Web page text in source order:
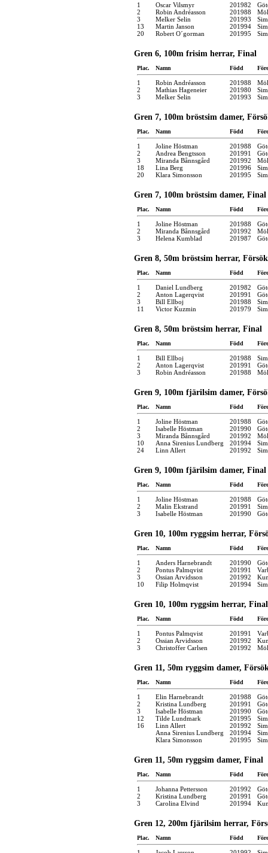
1 Oscar Vilsmyr 201982
2
Robin Andréasson 201988
3
Melker Selin 201993
13
Martin Janson 201994
20
Robert O´gorman 201995
Gren 6, 100m frisim herrar, Final
Plac. Namn Född
1 Robin Andréasson 201988
2
Mathias Hageneier 201980
3
Melker Selin 201993
Gren 7, 100m bröstsim damer,
Plac. Namn Född
1 Joline Höstman 201988
2
Andrea Bengtsson 201991
3
Miranda Bånnsgård 201992
18
Lina Berg 201996
20
Klara Simonsson 201995
Gren 7, 100m bröstsim damer, Final
Plac. Namn Född
1 Joline Höstman 201988
2
Miranda Bånnsgård 201992
3
Helena Kumblad 201987
Gren 8, 50m bröstsim herrar, Försök
Plac. Namn Född
1 Daniel Lundberg 201982
2
Anton Lagerqvist 201991
3
Bill Ellboj 201988
11
Victor Kuzmin 201979
Gren 8, 50m bröstsim herrar, Final
Plac. Namn Född
1 Bill Ellboj 201988
2
Anton Lagerqvist 201991
3
Robin Andréasson 201988
Gren 9, 100m fjärilsim damer,
Plac. Namn Född
1 Joline Höstman 201988
2
Isabelle Höstman 201990
3
Miranda Bånnsgård 201992
10
Anna Sirenius Lundberg 201994
24
Linn Allert 201992
Gren 9, 100m fjärilsim damer, Final
Plac. Namn Född
1 Joline Höstman 201988
2
Malin Ekstrand 201991
3
Isabelle Höstman 201990
Gren 10, 100m ryggsim herrar,
Plac. Namn Född
1 Anders Harnebrandt 201990
2
Pontus Palmqvist 201991
3
Ossian Arvidsson 201992
10
Filip Holmqvist 201994
Gren 10, 100m ryggsim herrar, Final
Plac. Namn Född
1 Pontus Palmqvist 201991
2
Ossian Arvidsson 201992
3
Christoffer Carlsen 201992
Gren 11, 50m ryggsim damer,
Plac. Namn Född
1 Elin Harnebrandt 201988
2
Kristina Lundberg 201991
3
Isabelle Höstman 201990
12
Tilde Lundmark 201995
16
Linn Allert 201992
Anna Sirenius Lundberg
201994
Klara Simonsson
201995
Gren 11, 50m ryggsim damer, Final
Plac. Namn Född
1 Johanna Pettersson 201992
2
Kristina Lundberg 201991
3
Carolina Elvind 201994
Gren 12, 200m fjärilsim herrar,
Plac. Namn Född